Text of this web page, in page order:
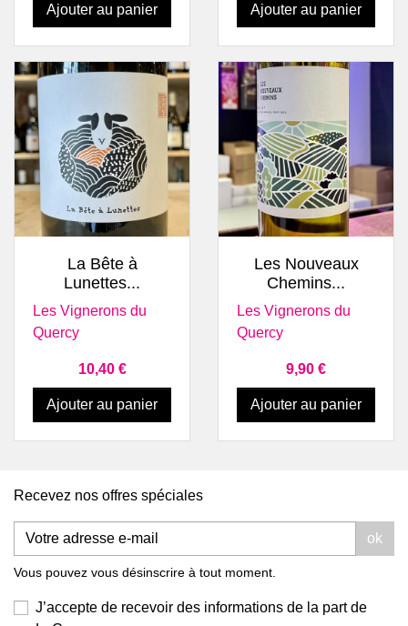
Ajouter au panier Ajouter au panier
La Bête à
Lunettes...
Les Vignerons du
Quercy
Prix
10,40 €
Ajouter au panier
Les Nouveaux
Chemins...
Les Vignerons du
Quercy
Prix
9,90 €
Ajouter au panier
Recevez nos offres spéciales
ok
Vous pouvez vous désinscrire à tout moment.
J’accepte de recevoir des informations de la part de